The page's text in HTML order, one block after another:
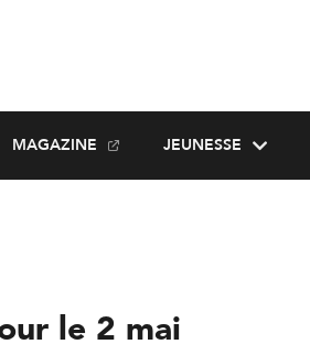
MAGAZINE JEUNESSE
le 2 mai